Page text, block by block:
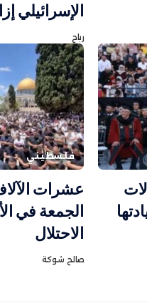
الإسرائيلي
رباح
ريادتها
فلسطيني
عشرات
الجمعة في
الاحتلال
صالح شوكة